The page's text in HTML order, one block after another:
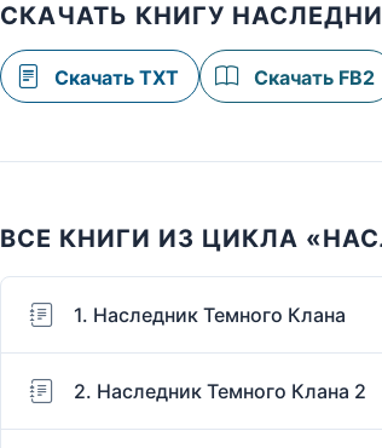
СКАЧАТЬ КНИГУ
Скачать TXT Скачать FB2
ВСЕ КНИГИ ИЗ ЦИКЛА
1. Наследник Темного Клана
2. Наследник Темного Клана 2